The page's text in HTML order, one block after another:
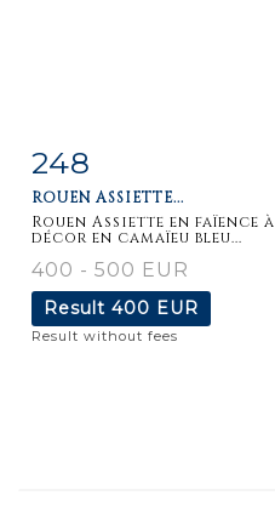
Item detail
248
ROUEN ASSIETTE...
Rouen Assiette en faïence à
décor en camaïeu bleu...
400 - 500 EUR
Result 400 EUR
Result without fees